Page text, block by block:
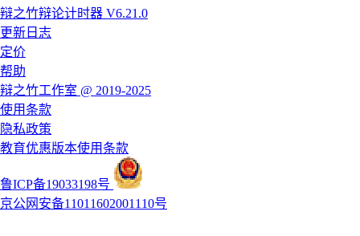
辩之竹辩论计时器 V6.21.0
更新日志
定价
帮助
辩之竹工作室 @ 2019-2025
使用条款
隐私政策
教育优惠版本使用条款
鲁ICP备19033198号
京公网安备11011602001110号